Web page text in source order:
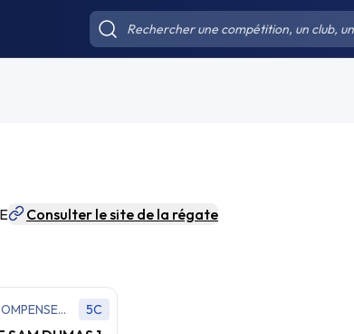
Consulter le site de la régate
5C